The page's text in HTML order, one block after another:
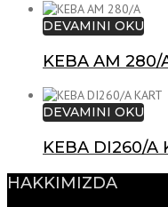
DEVAMINI OKU
KEBA AM 280/
DEVAMINI OKU
KEBA DI260/A
HAKKIMIZDA